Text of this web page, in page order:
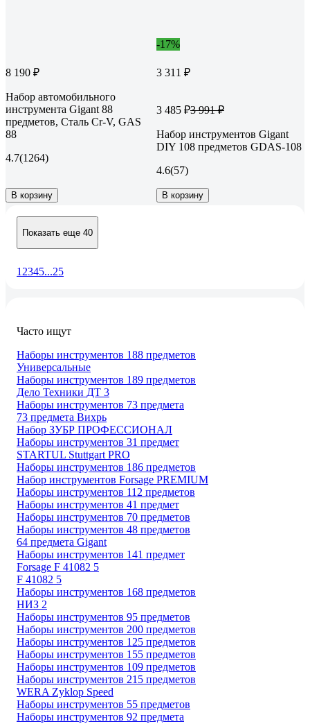
8 190 ₽
Набор автомобильного
инструмента Gigant 88
предметов, Сталь Cr-V, GAS
88
4.7(1264)
В корзину
-17%
3 311 ₽
3 485 ₽3 991 ₽
Набор инструментов Gigant
DIY 108 предметов GDAS-108
4.6(57)
В корзину
Показать еще 40
1 2345...25
Часто ищут
Наборы инструментов 188 предметов
Универсальные
Наборы инструментов 189 предметов
Дело Техники ДТ 3
Наборы инструментов 73 предмета
73 предмета Вихрь
Набор ЗУБР ПРОФЕССИОНАЛ
Наборы инструментов 31 предмет
STARTUL Stuttgart PRO
Наборы инструментов 186 предметов
Набор инструментов Forsage PREMIUM
Наборы инструментов 112 предметов
Наборы инструментов 41 предмет
Наборы инструментов 70 предметов
Наборы инструментов 48 предметов
64 предмета Gigant
Наборы инструментов 141 предмет
Forsage F 41082 5
F 41082 5
Наборы инструментов 168 предметов
НИЗ 2
Наборы инструментов 95 предметов
Наборы инструментов 200 предметов
Наборы инструментов 125 предметов
Наборы инструментов 155 предметов
Наборы инструментов 109 предметов
Наборы инструментов 215 предметов
WERA Zyklop Speed
Наборы инструментов 55 предметов
Наборы инструментов 92 предмета